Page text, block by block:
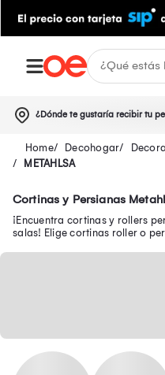
¿Dónde te gustaría recibir tu
Decohogar
METAHLSA
Cortinas y Persianas
¡Encuentra cortinas y rollers
salas! Elige cortinas roller o